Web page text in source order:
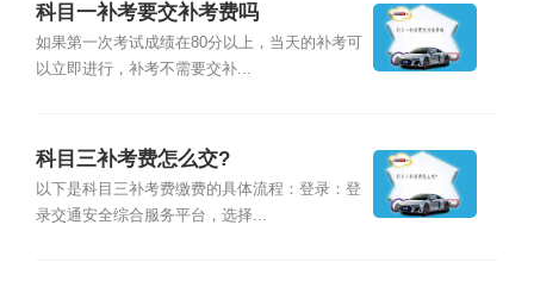
科目一补考要交补考费吗
如果第一次考试成绩在80分以上，当天的补考可
以立即进行，补考不需要交补...
科目三补考费怎么交?
以下是科目三补考费缴费的具体流程：登录：登
录交通安全综合服务平台，选择...